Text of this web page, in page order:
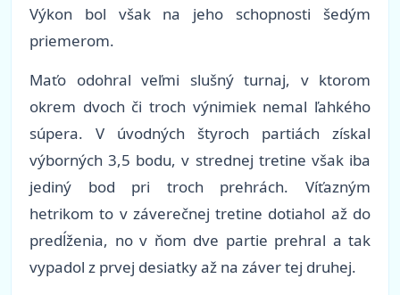
Výkon bol však na jeho schopnosti šedým
priemerom.
Maťo odohral veľmi slušný turnaj, v ktorom
okrem dvoch či troch výnimiek nemal ľahkého
súpera. V úvodných štyroch partiách získal
výborných 3,5 bodu, v strednej tretine však iba
jediný bod pri troch prehrách. Víťazným
hetrikom to v záverečnej tretine dotiahol až do
predĺženia, no v ňom dve partie prehral a tak
vypadol z prvej desiatky až na záver tej druhej.